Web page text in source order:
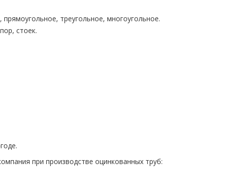
треугольное, многоугольное.
стоек.
при производстве оцинкованных труб: